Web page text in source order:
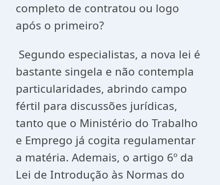
completo de contratou ou logo
após o primeiro?
Segundo especialistas, a nova lei é
bastante singela e não contempla
particularidades, abrindo campo
fértil para discussões jurídicas,
tanto que o Ministério do Trabalho
e Emprego já cogita regulamentar
a matéria. Ademais, o artigo 6º da
Lei de Introdução às Normas do